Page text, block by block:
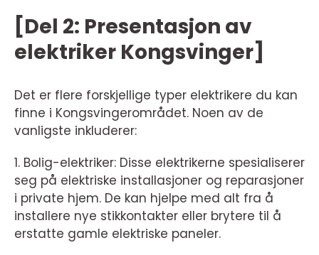
[Del 2: Presentasjon av
elektriker Kongsvinger]
Det er flere forskjellige typer elektrikere du kan
finne i Kongsvingerområdet. Noen av de
vanligste inkluderer:
1. Bolig-elektriker: Disse elektrikerne spesialiserer
seg på elektriske installasjoner og reparasjoner
i private hjem. De kan hjelpe med alt fra å
installere nye stikkontakter eller brytere til å
erstatte gamle elektriske paneler.